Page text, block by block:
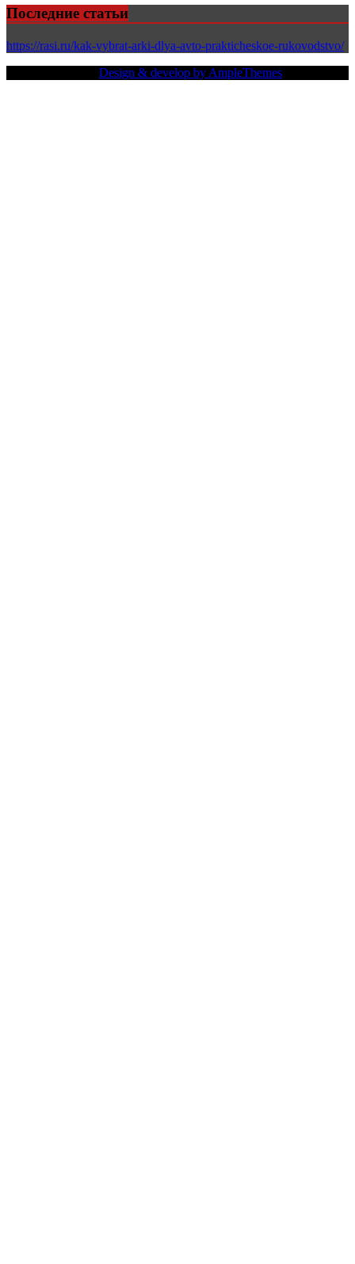
Последние статьи
https://rasi.ru/kak-vybrat-arki-dlya-avto-prakticheskoe-rukovodstvo/
Design & develop by AmpleThemes